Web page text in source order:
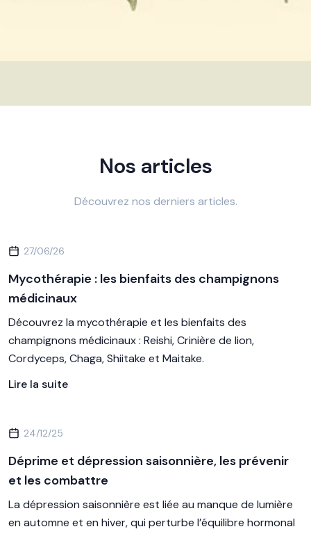
Nos articles
Découvrez nos derniers articles.
27/06/26
Mycothérapie : les bienfaits des champignons
médicinaux
Découvrez la mycothérapie et les bienfaits des
champignons médicinaux : Reishi, Crinière de lion,
Cordyceps, Chaga, Shiitake et Maitake.
Lire la suite
24/12/25
Déprime et dépression saisonnière, les prévenir
et les combattre
La dépression saisonnière est liée au manque de lumière
en automne et en hiver, qui perturbe l’équilibre hormonal